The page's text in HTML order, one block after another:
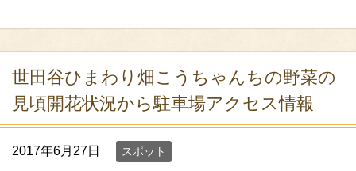
世田谷ひまわり畑こうちゃんちの野菜の
見頃開花状況から駐車場アクセス情報
2017年6月27日 スポット